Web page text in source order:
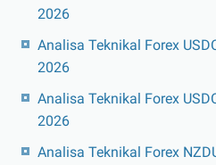
2026
Analisa Teknikal Forex
2026
Analisa Teknikal Forex
2026
Analisa Teknikal Forex